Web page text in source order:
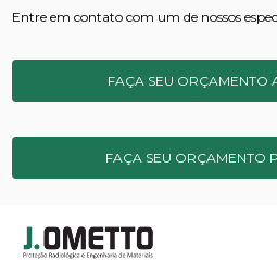
Entre em contato com um de nossos
FAÇA SEU ORÇAMENTO
FAÇA SEU ORÇAMENTO